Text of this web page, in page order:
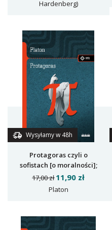
Hardenberg)
Wysyłamy w 48h
Protagoras czyli o
sofistach [o moralności];
dialog dowodzący
17,00 zł 11,90 zł
Platon